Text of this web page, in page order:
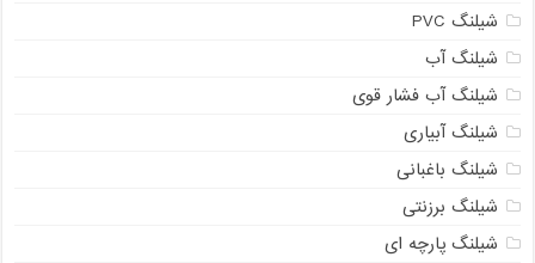
شیلنگ PVC
شیلنگ آب
شیلنگ آب فشار قوی
شیلنگ آبیاری
شیلنگ باغبانی
شیلنگ برزنتی
شیلنگ پارچه ای